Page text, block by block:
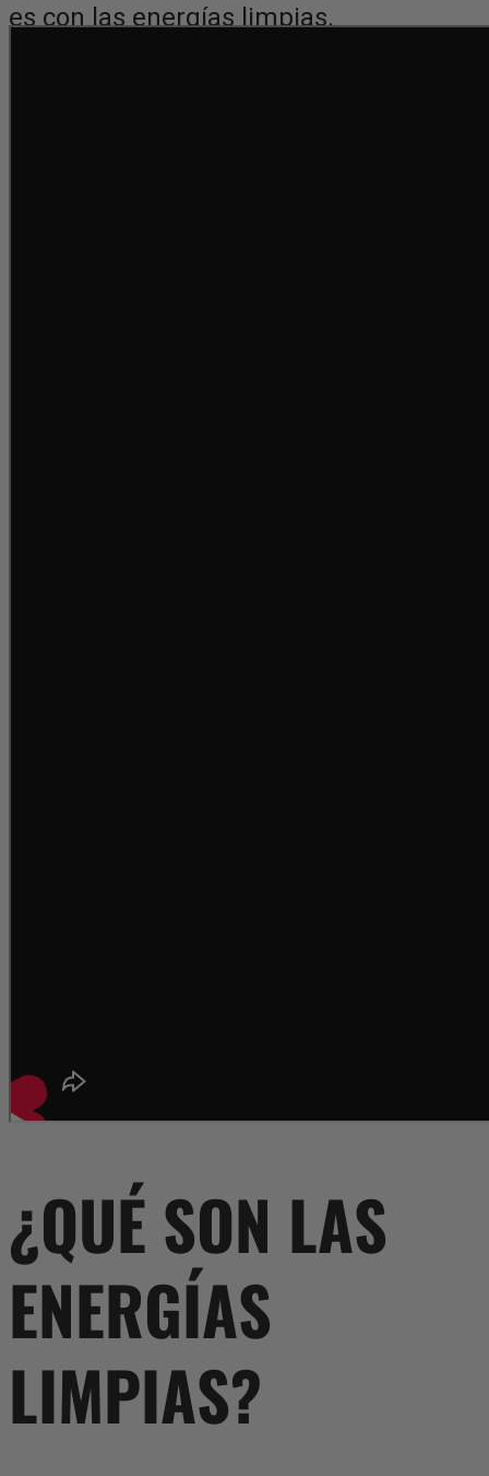
es con las energías limpias.
¿QUÉ SON LAS
ENERGÍAS
LIMPIAS?